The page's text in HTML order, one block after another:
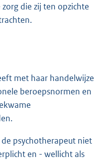
die zij ten opzichte
met haar handelwijze
beroepsnormen en
psychotherapeut niet
en - wellicht als